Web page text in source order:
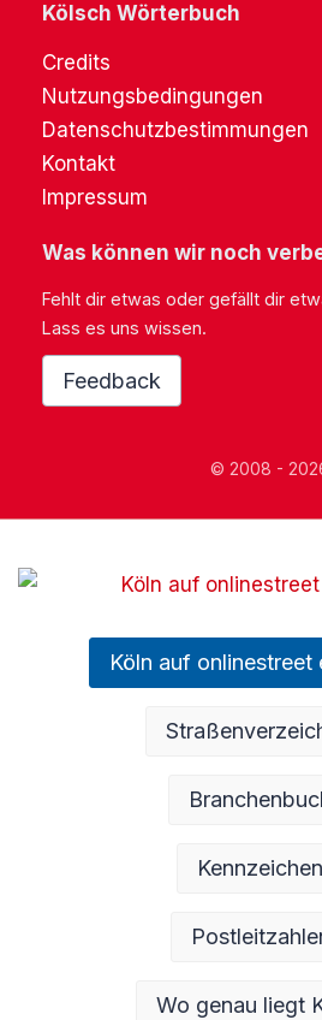
Kölsch Wörterbuch
Credits
Nutzungsbedingungen
Datenschutzbestimmungen
Kontakt
Impressum
Was können wir noch
Fehlt dir etwas oder gefällt dir
Lass es uns wissen.
Feedback
© 2008 -
Köln auf onlinestreet
Kennzeichen
Wo genau liegt